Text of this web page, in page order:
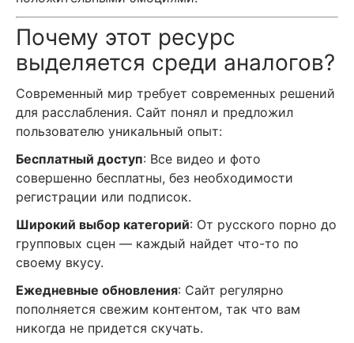
Почему этот ресурс
выделяется среди аналогов?
Современный мир требует современных решений
для расслабления. Сайт понял и предложил
пользователю уникальный опыт:
Бесплатный доступ: Все видео и фото
совершенно бесплатны, без необходимости
регистрации или подписок.
Широкий выбор категорий: От русского порно до
групповых сцен — каждый найдет что-то по
своему вкусу.
Ежедневные обновления: Сайт регулярно
пополняется свежим контентом, так что вам
никогда не придется скучать.